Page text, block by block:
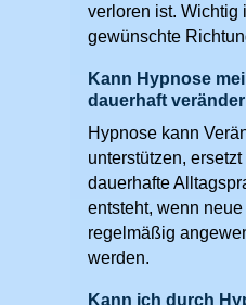
verloren ist. Wichtig
gewünschte
Kann Hypnose
dauerhaft
Hypnose kann
unterstützen,
dauerhafte
entsteht, wenn
regelmäßig
werden.
Kann ich durch